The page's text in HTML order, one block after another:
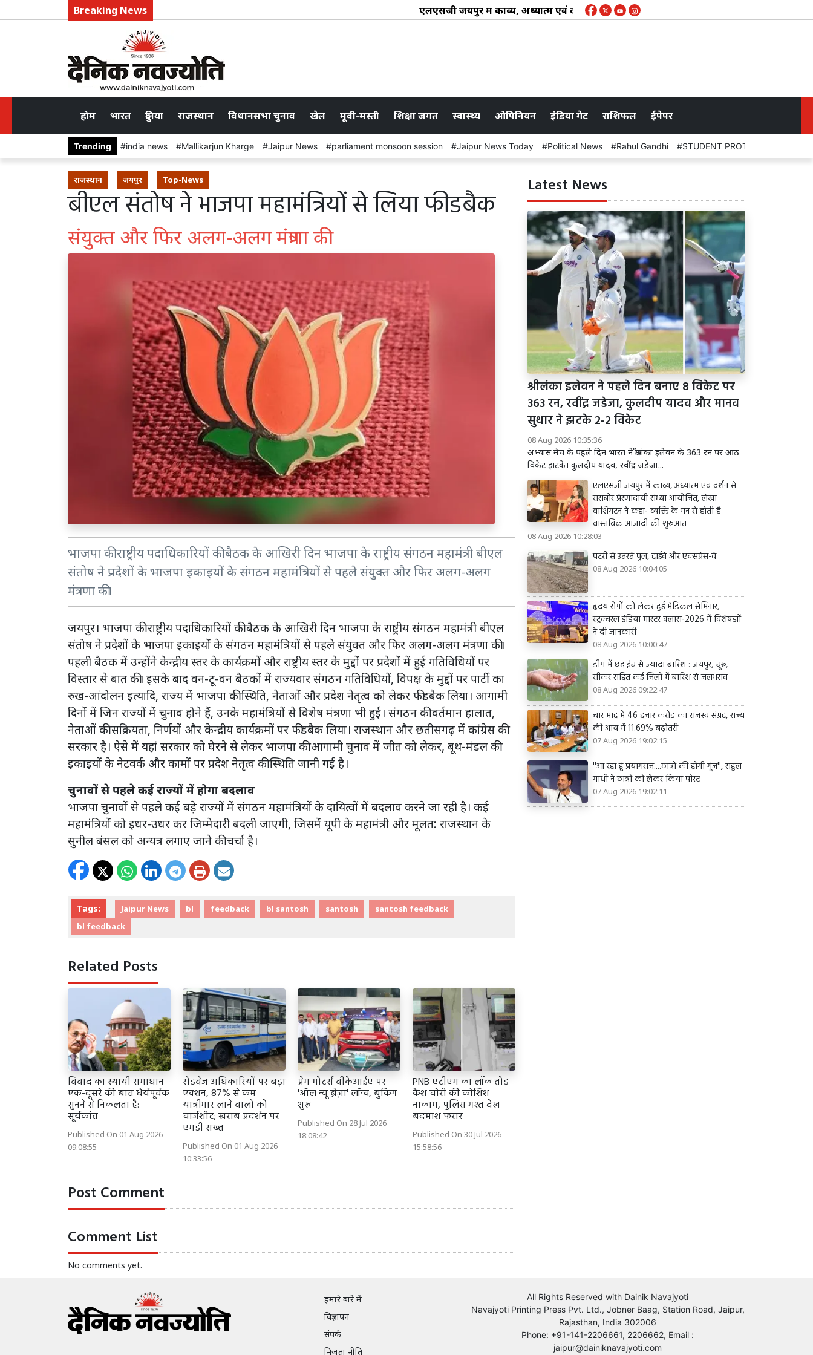
Breaking News एलएसजी जयपुर में काव्य, अध्यात्म एवं दर्शन से सराबोर प्रेरणादायी संध्या आयोजित, लेखा वाशिंगटन ने
होम भारत दुनिया राजस्थान विधानसभा चुनाव खेल मूवी-मस्ती शिक्षा जगत स्वास्थ्य ओपिनियन इंडिया गेट राशिफल ईपेपर
Trending india news Mallikarjun Kharge Jaipur News parliament monsoon session Jaipur News Today Political News Rahul Gandhi STUDENT PROTEST
राजस्थान जयपुर Top-News
बीएल संतोष ने भाजपा महामंत्रियों से लिया फीडबैक
संयुक्त और फिर अलग-अलग मंत्रणा की
भाजपा की राष्ट्रीय पदाधिकारियों की बैठक के आखिरी दिन भाजपा के राष्ट्रीय संगठन महामंत्री बीएल
संतोष ने प्रदेशों के भाजपा इकाइयों के संगठन महामंत्रियों से पहले संयुक्त और फिर अलग-अलग
मंत्रणा की।
जयपुर। भाजपा की राष्ट्रीय पदाधिकारियों की बैठक के आखिरी दिन भाजपा के राष्ट्रीय संगठन महामंत्री बीएल
संतोष ने प्रदेशों के भाजपा इकाइयों के संगठन महामंत्रियों से पहले संयुक्त और फिर अलग-अलग मंत्रणा की।
पहली बैठक में उन्होंने केन्द्रीय स्तर के कार्यक्रमों और राष्ट्रीय स्तर के मुद्दों पर प्रदेशों में हुई गतिविधियों पर
विस्तार से बात की। इसके बाद वन-टू-वन बैठकों में राज्यवार संगठन गतिविधियों, विपक्ष के मुद्दों पर पार्टी का
रुख-आंदोलन इत्यादि, राज्य में भाजपा की स्थिति, नेताओं और प्रदेश नेतृत्व को लेकर फीडबैक लिया। आगामी
दिनों में जिन राज्यों में चुनाव होने हैं, उनके महामंत्रियों से विशेष मंत्रणा भी हुई। संगठन की वर्तमान हालात,
नेताओं की सक्रियता, निर्णयों और केन्द्रीय कार्यक्रमों पर फीडबैक लिया। राजस्थान और छतीसगढ़ में कांग्रेस की
सरकार है। ऐसे में यहां सरकार को घेरने से लेकर भाजपा की आगामी चुनाव में जीत को लेकर, बूथ-मंडल की
इकाइयों के नेटवर्क और कामों पर प्रदेश नेतृत्व की स्थिति जानी गई है।
चुनावों से पहले कई राज्यों में होगा बदलाव
भाजपा चुनावों से पहले कई बड़े राज्यों में संगठन महामंत्रियों के दायित्वों में बदलाव करने जा रही है। कई
महामंत्रियों को इधर-उधर कर जिम्मेदारी बदली जाएगी, जिसमें यूपी के महामंत्री और मूलत: राजस्थान के
सुनील बंसल को अन्यत्र लगाए जाने की चर्चा है।
Tags: Jaipur News bl feedback bl santosh santosh
santosh feedback
bl feedback
Related Posts
विवाद का स्थायी समाधान
एक-दूसरे की बात धैर्यपूर्वक
सुनने से निकलता है:
सूर्यकांत
Published On 01 Aug 2026
09:08:55
रोडवेज अधिकारियों पर बड़ा
एक्शन, 87% से कम
यात्रीभार लाने वालों को
चार्जशीट; खराब प्रदर्शन पर
एमडी सख्त
Published On 01 Aug 2026
10:33:56
प्रेम मोटर्स वीकेआईए पर
'ऑल न्यू ब्रेज़ा' लॉन्च, बुकिंग
शुरू
Published On 28 Jul 2026
18:08:42
PNB एटीएम का लॉक तोड़
कैश चोरी की कोशिश
नाकाम, पुलिस गश्त देख
बदमाश फरार
Published On 30 Jul 2026
15:58:56
Post Comment
Comment List
No comments yet.
Latest News
श्रीलंका इलेवन ने पहले दिन बनाए 8 विकेट पर
363 रन, रवींद्र जडेजा, कुलदीप यादव और मानव
सुथार ने झटके 2-2 विकेट
08 Aug 2026 10:35:36
अभ्यास मैच के पहले दिन भारत ने श्रीलंका इलेवन के 363 रन पर आठ
विकेट झटके। कुलदीप यादव, रवींद्र जडेजा...
एलएसजी जयपुर में काव्य, अध्यात्म एवं दर्शन से
सराबोर प्रेरणादायी संध्या आयोजित, लेखा
वाशिंगटन ने कहा- व्यक्ति के मन से होती है
वास्तविक आजादी की शुरुआत
08 Aug 2026 10:28:03
पटरी से उतरते पुल, हाईवे और एक्सप्रेस-वे
08 Aug 2026 10:04:05
हृदय रोगों को लेकर हुई मेडिकल सेमिनार,
स्ट्रक्चरल इंडिया मास्टर क्लास-2026 में विशेषज्ञों
ने दी जानकारी
08 Aug 2026 10:00:47
डीग में छह इंच से ज्यादा बारिश : जयपुर, चूरू,
सीकर सहित कई जिलों में बारिश से जलभराव
08 Aug 2026 09:22:47
चार माह में 46 हजार करोड़ का राजस्व संग्रह, राज्य
की आय में 11.69% बढ़ोतरी
07 Aug 2026 19:02:15
''आ रहा हूं प्रयागराज....छात्रों की होगी गूंज'', राहुल
गांधी ने छात्रों को लेकर किया पोस्ट
07 Aug 2026 19:02:11
हमारे बारे में
विज्ञापन
संपर्क
निजता नीति
All Rights Reserved with Dainik Navajyoti
Navajyoti Printing Press Pvt. Ltd., Jobner Baag, Station Road, Jaipur,
Rajasthan, India 302006
Phone: +91-141-2206661, 2206662, Email :
jaipur@dainiknavajyoti.com